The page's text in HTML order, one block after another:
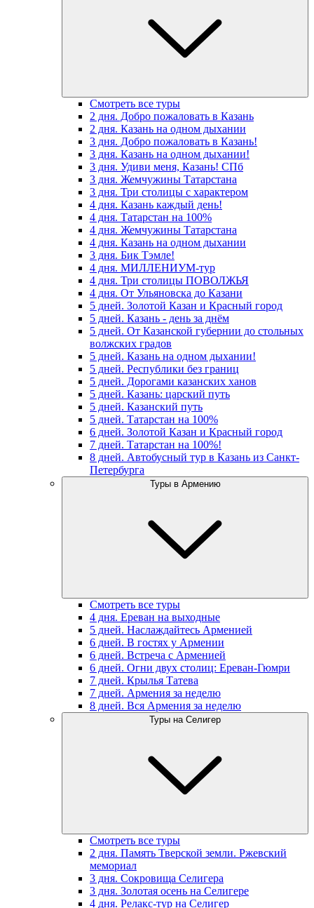
Смотреть все туры
2 дня. Добро пожаловать в Казань
2 дня. Казань на одном дыхании
3 дня. Добро пожаловать в Казань!
3 дня. Казань на одном дыхании!
3 дня. Удиви меня, Казань! СПб
3 дня. Жемчужины Татарстана
3 дня. Три столицы с характером
4 дня. Казань каждый день!
4 дня. Татарстан на 100%
4 дня. Жемчужины Татарстана
4 дня. Казань на одном дыхании
3 дня. Бик Тэмле!
4 дня. МИЛЛЕНИУМ-тур
4 дня. Три столицы ПОВОЛЖЬЯ
4 дня. От Ульяновска до Казани
5 дней. Золотой Казан и Красный город
5 дней. Казань - день за днём
5 дней. От Казанской губернии до стольных
волжских градов
5 дней. Казань на одном дыхании!
5 дней. Республики без границ
5 дней. Дорогами казанских ханов
5 дней. Казань: царский путь
5 дней. Казанский путь
5 дней. Татарстан на 100%
6 дней. Золотой Казан и Красный город
7 дней. Татарстан на 100%!
8 дней. Автобусный тур в Казань из Санкт-
Петербурга
Туры в Армению
Смотреть все туры
4 дня. Ереван на выходные
5 дней. Наслаждайтесь Арменией
6 дней. В гостях у Армении
6 дней. Встреча с Арменией
6 дней. Огни двух столиц: Ереван-Гюмри
7 дней. Крылья Татева
7 дней. Армения за неделю
8 дней. Вся Армения за неделю
Туры на Селигер
Смотреть все туры
2 дня. Память Тверской земли. Ржевский
мемориал
3 дня. Сокровища Селигера
3 дня. Золотая осень на Селигере
4 дня. Релакс-тур на Селигер